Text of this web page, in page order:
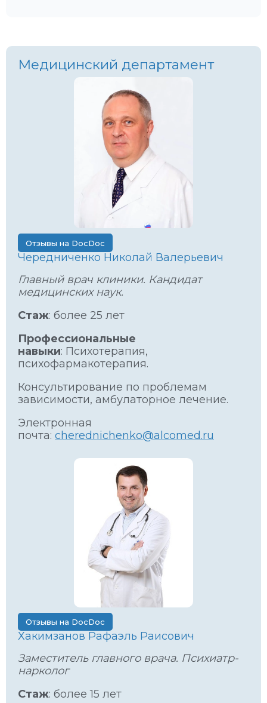
Медицинский департамент
Отзывы на DocDoc
Чередниченко Николай Валерьевич
Главный врач клиники. Кандидат
медицинских наук.
Стаж: более 25 лет
Профессиональные
навыки: Психотерапия,
психофармакотерапия.
Консультирование по проблемам
зависимости, амбулаторное лечение.
Электронная
почта: cherednichenko@alcomed.ru
Отзывы на DocDoc
Хакимзанов Рафаэль Раисович
Заместитель главного врача. Психиатр-
нарколог
Стаж: более 15 лет